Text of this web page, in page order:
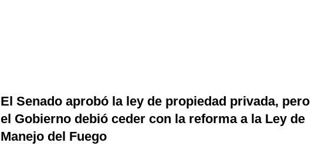
El Senado aprobó la ley de propiedad privada, pero
el Gobierno debió ceder con la reforma a la Ley de
Manejo del Fuego